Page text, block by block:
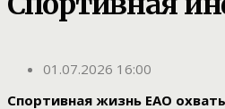
01.07.2026 16:00
Спортивная жизнь ЕАО